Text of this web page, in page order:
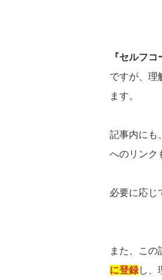
『セルフコ
ですが、理
ます。
記事内にも
へのリンク
必要に応じ
また、この
に登録し、